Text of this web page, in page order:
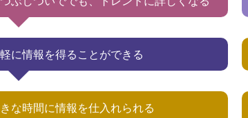
に情報を得ることができる
な時間に情報を仕入れられる